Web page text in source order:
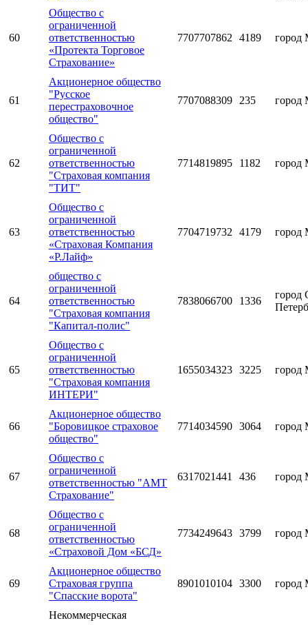
60
Общество с
ограниченной
ответственностью
«Протекта Торговое
Страхование»
7707707862 4189 город
61
Акционерное общество
"Русское
перестраховочное
общество"
7707088309 235 город
62
Общество с
ограниченной
ответственностью
"Страховая компания
"ТИТ"
7714819895 1182 город
63
Общество с
ограниченной
ответственностью
«Страховая Компания
«Р.Лайф»
7704719732 4179 город
64
общество с
ограниченной
ответственностью
"Страховая компания
"Капитал-полис"
7838066700 1336
город
65
Общество с
ограниченной
ответственностью
"Страховая компания
ИНТЕРИ"
1655034323 3225 город
66
Акционерное общество
"Боровицкое страховое
общество"
7714034590 3064 город
67
Общество с
ограниченной
ответственностью "АМТ
Страхование"
6317021441 436 город
68
Общество с
ограниченной
ответственностью
«Страховой Дом «БСД»
7734249643 3799 город
69
Акционерное общество
Страховая группа
"Спасские ворота"
8901010104 3300 город
Некоммерческая